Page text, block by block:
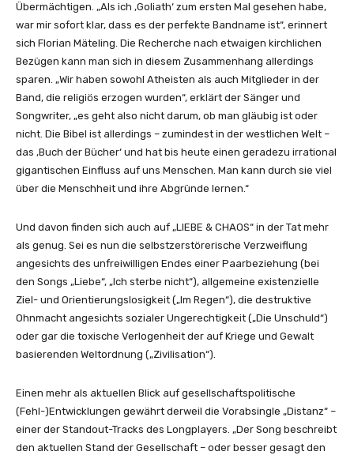
Übermächtigen. „Als ich ‚Goliath‘ zum ersten Mal gesehen habe,
war mir sofort klar, dass es der perfekte Bandname ist“, erinnert
sich Florian Mäteling. Die Recherche nach etwaigen kirchlichen
Bezügen kann man sich in diesem Zusammenhang allerdings
sparen. „Wir haben sowohl Atheisten als auch Mitglieder in der
Band, die religiös erzogen wurden“, erklärt der Sänger und
Songwriter, „es geht also nicht darum, ob man gläubig ist oder
nicht. Die Bibel ist allerdings – zumindest in der westlichen Welt –
das ‚Buch der Bücher‘ und hat bis heute einen geradezu irrational
gigantischen Einfluss auf uns Menschen. Man kann durch sie viel
über die Menschheit und ihre Abgründe lernen.“
Und davon finden sich auch auf „LIEBE & CHAOS“ in der Tat mehr
als genug. Sei es nun die selbstzerstörerische Verzweiflung
angesichts des unfreiwilligen Endes einer Paarbeziehung (bei
den Songs „Liebe“, „Ich sterbe nicht“), allgemeine existenzielle
Ziel- und Orientierungslosigkeit („Im Regen“), die destruktive
Ohnmacht angesichts sozialer Ungerechtigkeit („Die Unschuld“)
oder gar die toxische Verlogenheit der auf Kriege und Gewalt
basierenden Weltordnung („Zivilisation“).
Einen mehr als aktuellen Blick auf gesellschaftspolitische
(Fehl-)Entwicklungen gewährt derweil die Vorabsingle „Distanz“ –
einer der Standout-Tracks des Longplayers. „Der Song beschreibt
den aktuellen Stand der Gesellschaft – oder besser gesagt den